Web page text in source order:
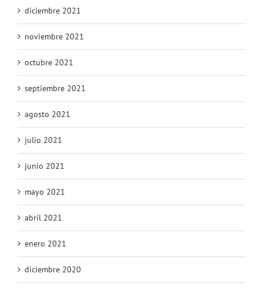
diciembre 2021
noviembre 2021
octubre 2021
septiembre 2021
agosto 2021
julio 2021
junio 2021
mayo 2021
abril 2021
enero 2021
diciembre 2020